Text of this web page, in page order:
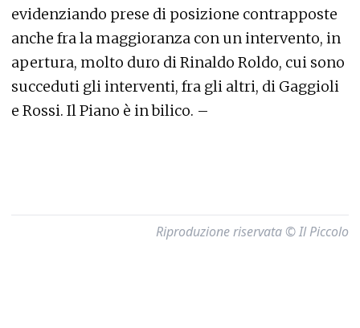
evidenziando prese di posizione contrapposte
anche fra la maggioranza con un intervento, in
apertura, molto duro di Rinaldo Roldo, cui sono
succeduti gli interventi, fra gli altri, di Gaggioli
e Rossi. Il Piano è in bilico. –
Riproduzione riservata © Il Piccolo